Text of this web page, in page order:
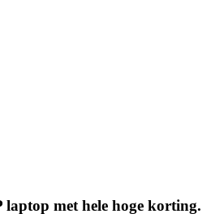
laptop met hele hoge korting.